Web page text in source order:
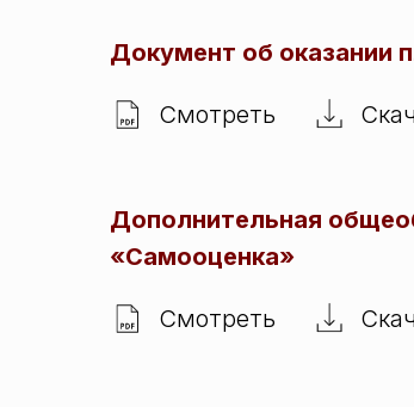
Документ об оказании
Смотреть
Дополнительная
«Самооценка»
Смотреть